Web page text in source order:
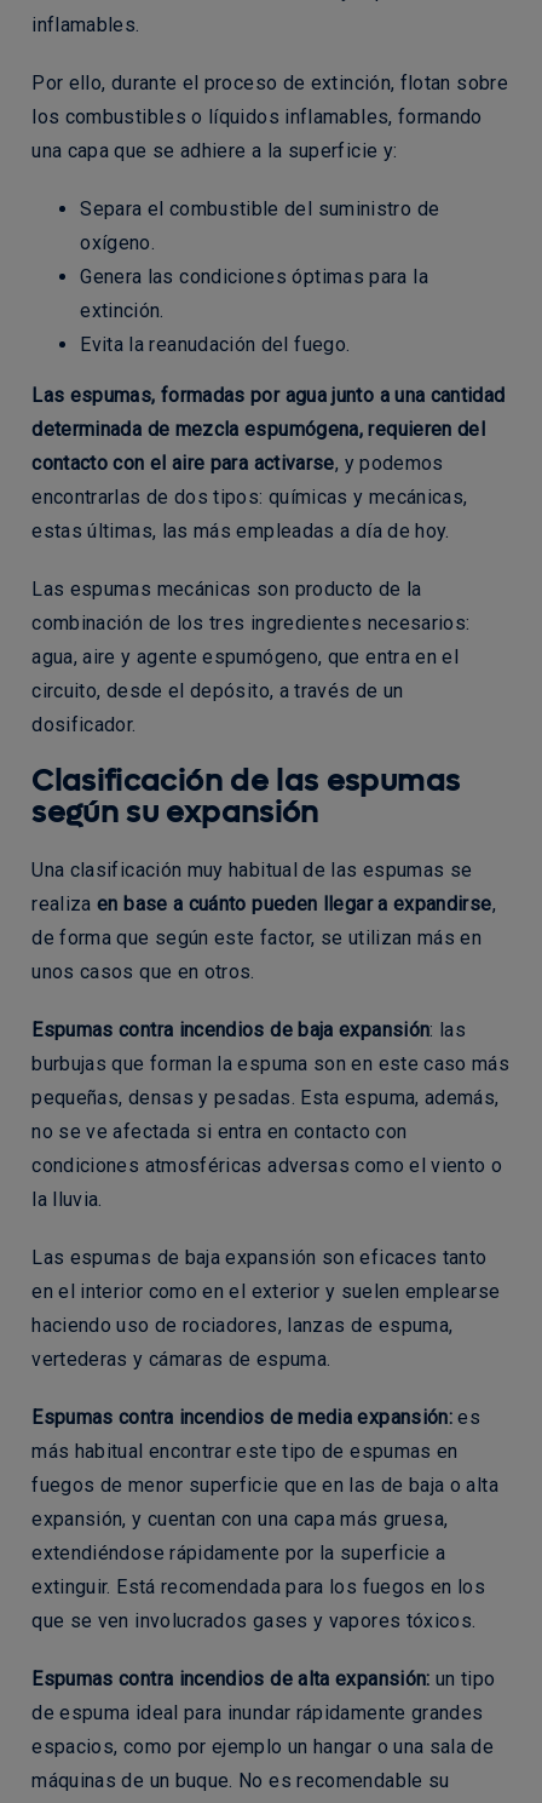
inflamables.
Por ello, durante el proceso de extinción, flotan sobre
los combustibles o líquidos inflamables, formando
una capa que se adhiere a la superficie y:
Separa el combustible del suministro de
oxígeno.
Genera las condiciones óptimas para la
extinción.
Evita la reanudación del fuego.
Las espumas, formadas por agua junto a una cantidad
determinada de mezcla espumógena, requieren del
contacto con el aire para activarse, y podemos
encontrarlas de dos tipos: químicas y mecánicas,
estas últimas, las más empleadas a día de hoy.
Las espumas mecánicas son producto de la
combinación de los tres ingredientes necesarios:
agua, aire y agente espumógeno, que entra en el
circuito, desde el depósito, a través de un
dosificador.
Clasificación de las espumas
según su expansión
Una clasificación muy habitual de las espumas se
realizaen base a cuánto pueden llegar a expandirse,
de forma que según este factor, se utilizan más en
unos casos que en otros.
Espumas contra incendios de baja expansión: las
burbujas que forman la espuma son en este caso más
pequeñas, densas y pesadas. Esta espuma, además,
no se ve afectada si entra en contacto con
condiciones atmosféricas adversas como el viento o
la lluvia.
Las espumas de baja expansión son eficaces tanto
en el interior como en el exterior y suelen emplearse
haciendo uso de rociadores, lanzas de espuma,
vertederas y cámaras de espuma.
Espumas contra incendios de media expansión: es
más habitual encontrar este tipo de espumas en
fuegos de menor superficie que en las de baja o alta
expansión, y cuentan con una capa más gruesa,
extendiéndose rápidamente por la superficie a
extinguir. Está recomendada para los fuegos en los
que se ven involucrados gases y vapores tóxicos.
Espumas contra incendios de alta expansión: un tipo
de espuma ideal para inundar rápidamente grandes
espacios, como por ejemplo un hangar o una sala de
máquinas de un buque. No es recomendable su